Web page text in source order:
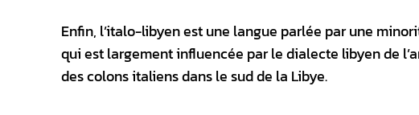
Enfin, l’italo-libyen est une langue parlée par une
qui est largement influencée par le dialecte libyen de
des colons italiens dans le sud de la Libye.